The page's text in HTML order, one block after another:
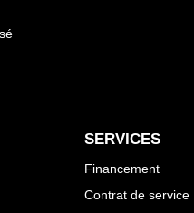
SERVICES
Financement
Contrat de service